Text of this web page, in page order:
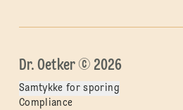
Dr. Oetker © 2026
Samtykke for sporing
Compliance